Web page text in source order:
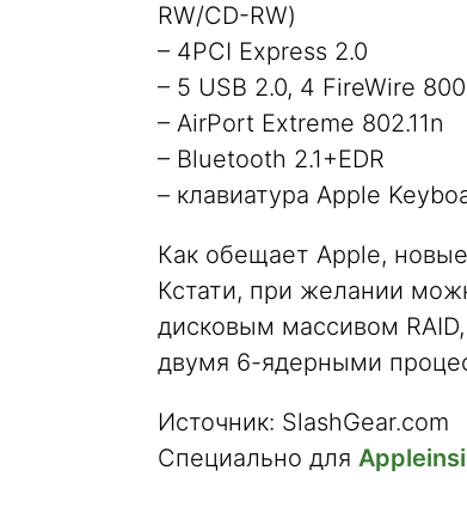
RW/CD-RW)
– 4PCI Express 2.0
– 5 USB 2.0, 4 FireWire 800
– AirPort Extreme 802.11n
– Bluetooth 2.1+EDR
– клавиатура Apple
Как обещает Apple,
Кстати, при желании
дисковым массивом
двумя 6-ядерными
Источник: SlashGear.com
Специально для